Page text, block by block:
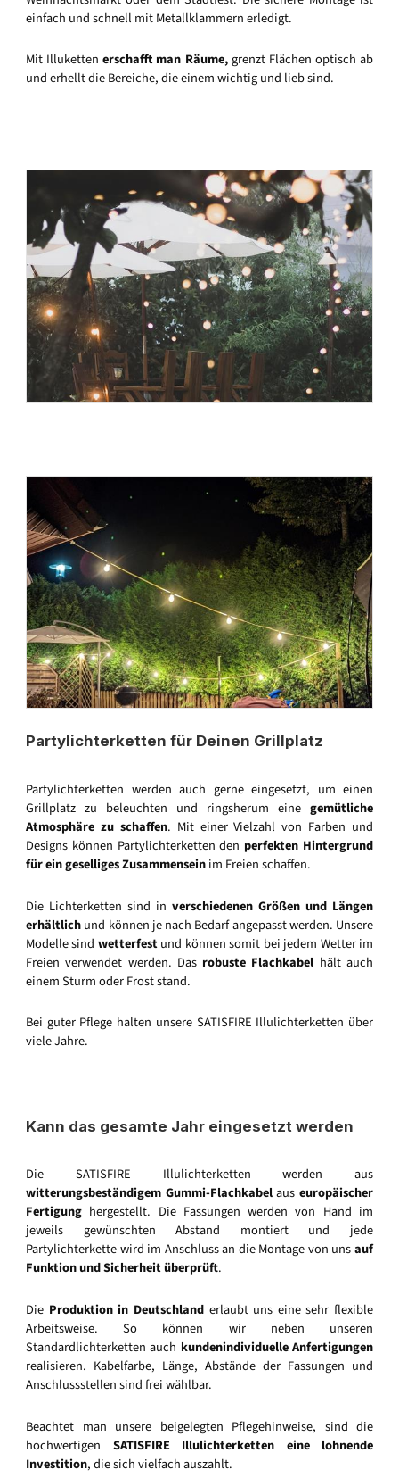
einfach und schnell mit Metallklammern erledigt.
Mit Illukettenerschafft man Räume,grenzt Flächen optisch ab
und erhellt die Bereiche, die einem wichtig und lieb sind.
Partylichterketten für Deinen Grillplatz
Partylichterketten werden auch gerne eingesetzt, um einen
Grillplatz zu beleuchten und ringsherum eine gemütliche
Atmosphäre zu schaffen. Mit einer Vielzahl von Farben und
Designs können Partylichterketten den perfekten Hintergrund
für ein geselliges Zusammenseinim Freien schaffen.
Die Lichterketten sind in verschiedenen Größen und Längen
erhältlichund können je nach Bedarf angepasst werden. Unsere
Modelle sind wetterfestund können somit bei jedem Wetter im
Freien verwendet werden. Das robuste Flachkabel hält auch
einem Sturm oder Frost stand.
Bei guter Pflege halten unsere SATISFIRE Illulichterketten über
viele Jahre.
Kann das gesamte Jahr eingesetzt werden
Die SATISFIRE Illulichterketten werden aus
witterungsbeständigem Gummi-Flachkabelauseuropäischer
Fertigung hergestellt. Die Fassungen werden von Hand im
jeweils gewünschten Abstand montiert und jede
Partylichterkette wird im Anschluss an die Montage von unsauf
Funktion und Sicherheit überprüft.
Die Produktion in Deutschlanderlaubt uns eine sehr flexible
Arbeitsweise. So können wir neben unseren
Standardlichterketten auch kundenindividuelle Anfertigungen
realisieren. Kabelfarbe, Länge, Abstände der Fassungen und
Anschlussstellen sind frei wählbar.
Beachtet man unsere beigelegten Pflegehinweise, sind die
hochwertigen SATISFIRE Illulichterketten eine lohnende
Investition, die sich vielfach auszahlt.